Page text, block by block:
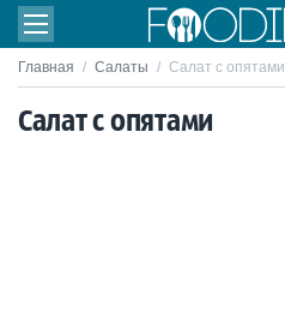
Главная / Салаты / Салат с опятами
Салат с опятами